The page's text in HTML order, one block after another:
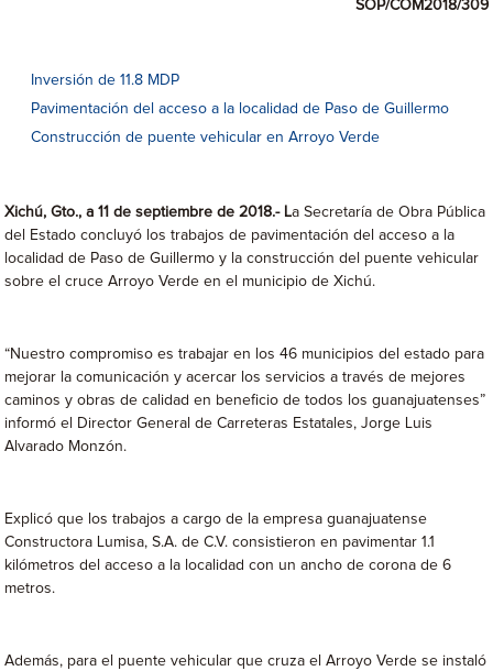
SOP/COM2018/309
Inversión de 11.8 MDP
Pavimentación del acceso a la localidad de Paso de Guillermo
Construcción de puente vehicular en Arroyo Verde
Xichú, Gto., a 11 de septiembre de 2018.- La Secretaría de Obra Pública
del Estado concluyó los trabajos de pavimentación del acceso a la
localidad de Paso de Guillermo y la construcción del puente vehicular
sobre el cruce Arroyo Verde en el municipio de Xichú.
“Nuestro compromiso es trabajar en los 46 municipios del estado para
mejorar la comunicación y acercar los servicios a través de mejores
caminos y obras de calidad en beneficio de todos los guanajuatenses”
informó el Director General de Carreteras Estatales, Jorge Luis
Alvarado Monzón.
Explicó que los trabajos a cargo de la empresa guanajuatense
Constructora Lumisa, S.A. de C.V. consistieron en pavimentar 1.1
kilómetros del acceso a la localidad con un ancho de corona de 6
metros.
Además, para el puente vehicular que cruza el Arroyo Verde se instaló